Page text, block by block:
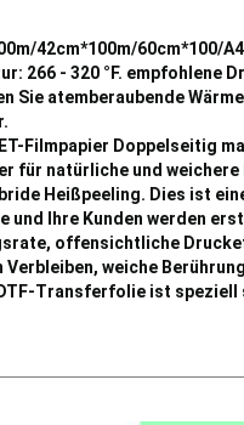
42cm*100m/60cm*100/
266 - 320 °F. empfohlene
atemberaubende
Filmpapier Doppelseitig
natürliche und weichere
Heißpeeling. Dies ist
Ihre Kunden werden
offensichtliche
weiche
Transferfolie ist